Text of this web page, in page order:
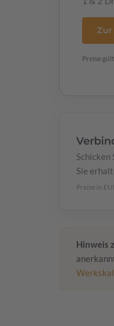
Preise
Sie
Preise in
Hinweis